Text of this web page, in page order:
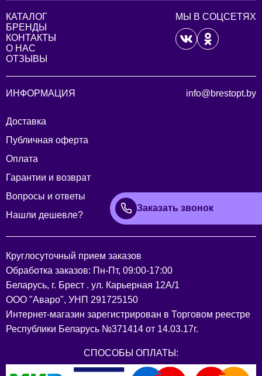
КАТАЛОГ
БРЕНДЫ
КОНТАКТЫ
О НАС
ОТЗЫВЫ
МЫ В СОЦСЕТЯХ
ИНФОРМАЦИЯ
Доставка
Публичная оферта
Оплата
Гарантии и возврат
Вопросы и ответы
Нашли дешевле?
info@brestopt.by
Заказать звонок
Круглосуточный прием заказов
Обработка заказов: Пн-Пт, 09:00-17:00
Беларусь, г. Брест . ул. Карьерная 12А/1
ООО "Аваро", УНП 291725150
Интернет-магазин зарегистрирован в Торговом реестре
Республики Беларусь №371414 от 14.03.17г.
СПОСОБЫ ОПЛАТЫ: